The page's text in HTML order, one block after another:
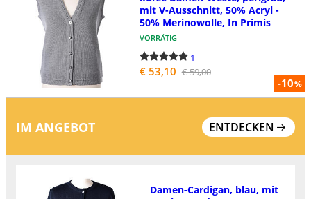
-10%
mit V-Ausschnitt, 50% Acryl -
50% Merinowolle, In Primis
VORRÄTIG
1
€ 53,10 € 59,00
IM ANGEBOT ENTDECKEN
Damen-Cardigan, blau, mit